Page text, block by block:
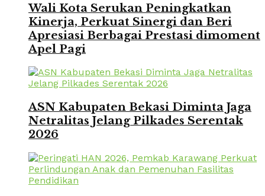
Wali Kota Serukan Peningkatkan
Kinerja, Perkuat Sinergi dan Beri
Apresiasi Berbagai Prestasi dimoment
Apel Pagi
ASN Kabupaten Bekasi Diminta Jaga
Netralitas Jelang Pilkades Serentak
2026